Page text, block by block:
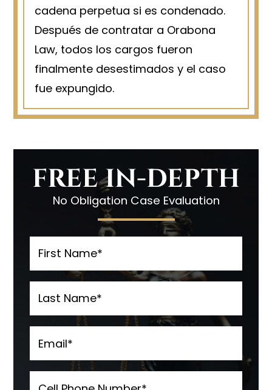
cadena perpetua si es condenado.
Después de contratar a Orabona
Law, todos los cargos fueron
finalmente desestimados y el caso
fue expungido.
FREE IN-DEPTH
No Obligation Case Evaluation